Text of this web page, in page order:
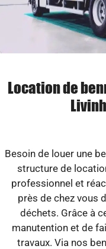
Location de
Besoin de louer une
structure de
professionnel et
près de chez vous
déchets. Grâce à
manutention et de
travaux. Via nos